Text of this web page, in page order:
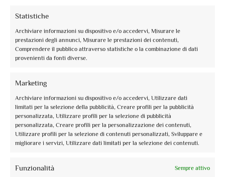
Statistiche
Archiviare informazioni su dispositivo e/o accedervi, Misurare le
prestazioni degli annunci, Misurare le prestazioni dei contenuti,
Comprendere il pubblico attraverso statistiche o la combinazione di dati
provenienti da fonti diverse.
Marketing
Archiviare informazioni su dispositivo e/o accedervi, Utilizzare dati
limitati per la selezione della pubblicità, Creare profili per la pubblicità
personalizzata, Utilizzare profili per la selezione di pubblicità
personalizzata, Creare profili per la personalizzazione dei contenuti,
Utilizzare profili per la selezione di contenuti personalizzati, Sviluppare e
migliorare i servizi, Utilizzare dati limitati per la selezione dei contenuti.
Funzionalità Sempre attivo
Francesco poiché vuole essere un omaggio a quell’
“umile, preziosa e casta” nostra compagna di vita.
info@assoguide.it